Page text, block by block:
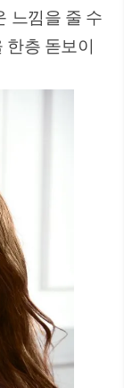
느낌을 줄 수
층 돋보이